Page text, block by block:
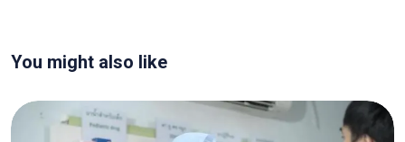
You might also like